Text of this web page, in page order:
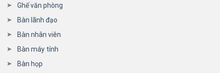
Ghế văn phòng
Bàn lãnh đạo
Bàn nhân viên
Bàn máy tính
Bàn họp